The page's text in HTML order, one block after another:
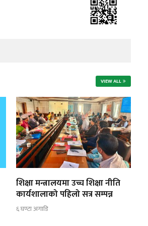
VIEW ALL
शिक्षा मन्त्रालयमा उच्च शिक्षा नीति
कार्यशालाको पहिलो सत्र सम्पन्न
६ घण्टा अगाडि